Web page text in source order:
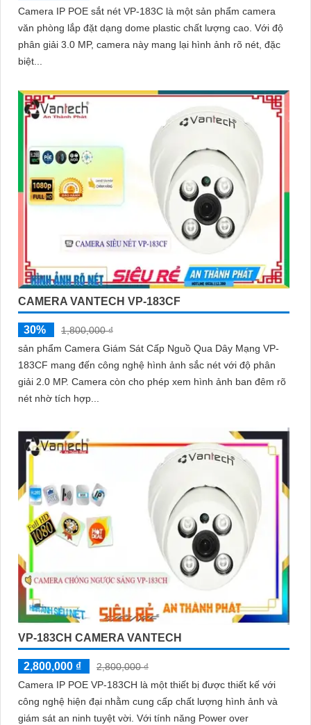
Camera IP POE sắt nét VP-183C là một sản phẩm camera
văn phòng lắp đặt dạng dome plastic chất lượng cao. Với độ
phân giải 3.0 MP, camera này mang lại hình ảnh rõ nét, đặc
biệt...
CAMERA VANTECH VP-183CF
30%
1,800,000 ₫
sản phẩm Camera Giám Sát Cấp Nguồ Qua Dây Mạng VP-
183CF mang đến công nghệ hình ảnh sắc nét với độ phân
giải 2.0 MP. Camera còn cho phép xem hình ảnh ban đêm rõ
nét nhờ tích hợp...
VP-183CH CAMERA VANTECH
2,800,000 ₫
2,800,000 ₫
Camera IP POE VP-183CH là một thiết bị được thiết kế với
công nghệ hiện đại nhằm cung cấp chất lượng hình ảnh và
giám sát an ninh tuyệt vời. Với tính năng Power over